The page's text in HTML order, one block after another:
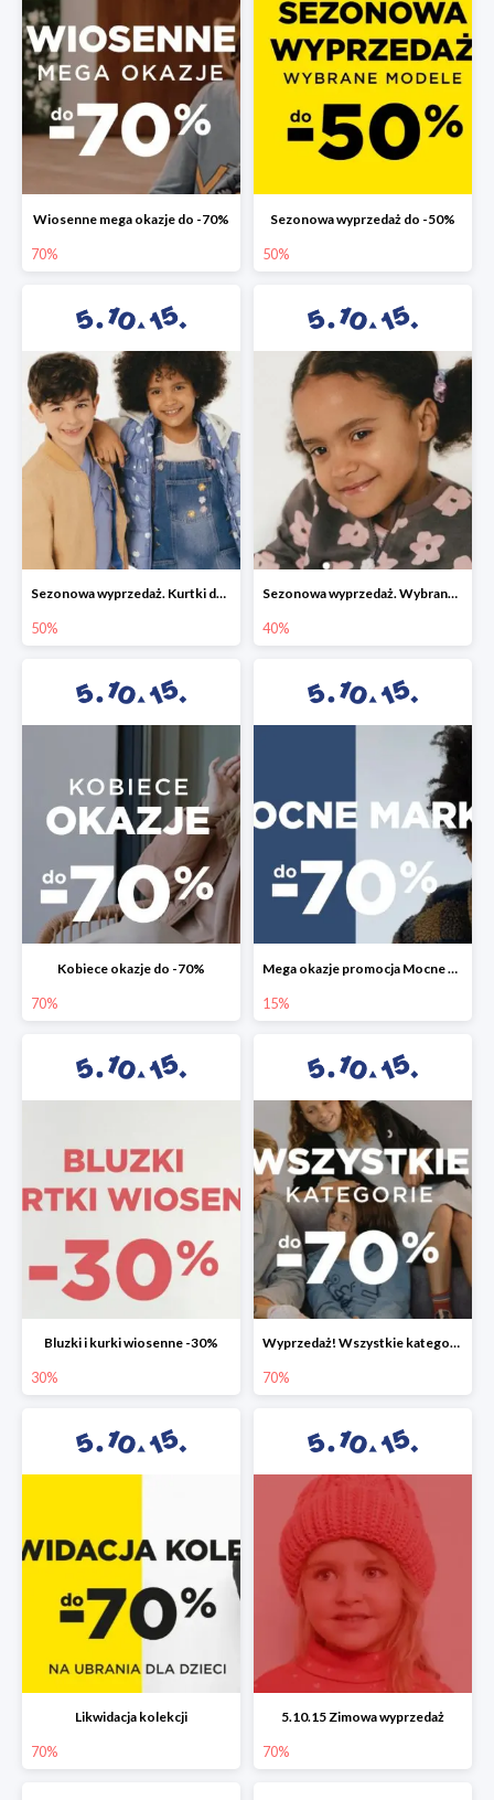
Wiosenne mega okazje do -70%
70%
Sezonowa wyprzedaż do -50%
50%
Sezonowa wyprzedaż. Kurtki do -50%
50%
Sezonowa wyprzedaż. Wybrane modele do -40%
40%
Kobiece okazje do -70%
70%
Mega okazje promocja Mocne marki do -70%
15%
Bluzki i kurki wiosenne -30%
30%
Wyprzedaż! Wszystkie kategorie do -70%
70%
Likwidacja kolekcji
70%
5.10.15 Zimowa wyprzedaż
70%